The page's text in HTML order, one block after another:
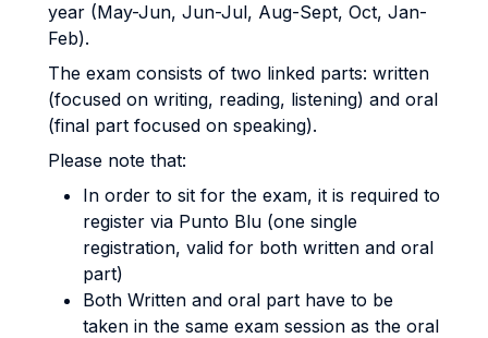
year (May-Jun, Jun-Jul, Aug-Sept, Oct, Jan-
Feb).
The exam consists of two linked parts: written
(focused on writing, reading, listening) and oral
(final part focused on speaking).
Please note that:
In order to sit for the exam, it is required to
register via Punto Blu (one single
registration, valid for both written and oral
part)
Both Written and oral part have to be
taken in the same exam session as the oral